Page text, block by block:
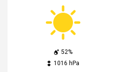
52%
1016 hPa